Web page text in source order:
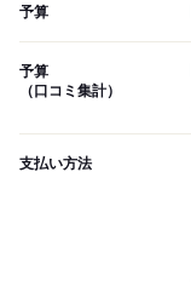
予算
予算
（口コミ集計）
支払い方法